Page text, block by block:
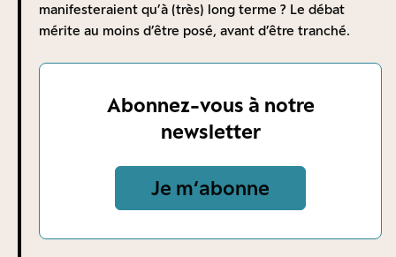
Régime des
pharmaciens
~7 Md€14 ~2,3% 15
Sénat (CRPS et
Md€16 Non disponible
Non disponible
Dans de nombreux pays étrangers, qui ont depuis
longtemps opté pour une dose plus ou moins
du type de celui proposé par Eric Weil.
Bien entendu, la situation n’est pas aussi simple
blanche, mais d’un système par répartition qui
représente bon an mal 98 % des pensions versées,
comme le rappelle Eric Weil (les 2 % restant étant
issues de systèmes par capitalisation sectoriels
plans d’épargne retraite).
Se pose dès lors la redoutable question de la transition
deux piliers obligatoires. Cela conduit inévitablement,
manifesteraient qu’à (très) long terme ? Le débat
mérite au moins d’être posé, avant d’être tranché.
Abonnez-vous à notre
newsletter
Je m‘abonne